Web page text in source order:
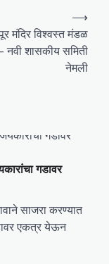
मंदिर विश्वस्त मंडळ
नवी शासकीय समिती
नेमली
⟶
गडावर
साजरा करण्यात
एकत्र येऊन